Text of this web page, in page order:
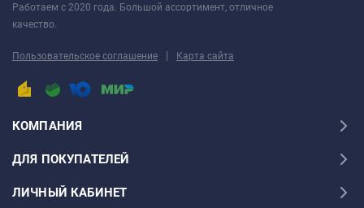
Работаем с 2020 года. Большой ассортимент, отличное
качество.
Пользовательское соглашение | Карта сайта
КОМПАНИЯ
ДЛЯ ПОКУПАТЕЛЕЙ
ЛИЧНЫЙ КАБИНЕТ